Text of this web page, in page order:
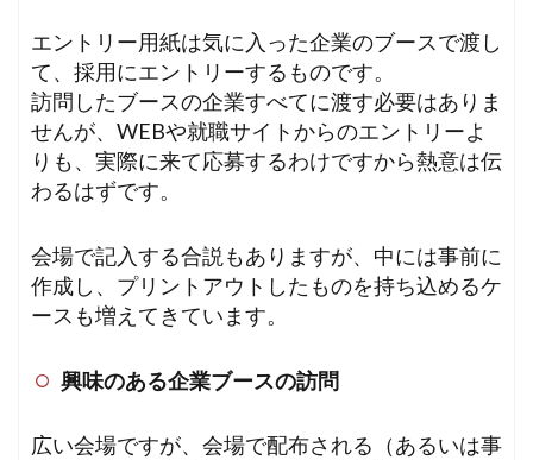
エントリー用紙は気に入った企業のブースで渡し
て、採用にエントリーするものです。
訪問したブースの企業すべてに渡す必要はありま
せんが、WEBや就職サイトからのエントリーよ
りも、実際に来て応募するわけですから熱意は伝
わるはずです。
会場で記入する合説もありますが、中には事前に
作成し、プリントアウトしたものを持ち込めるケ
ースも増えてきています。
興味のある企業ブースの訪問
広い会場ですが、会場で配布される（あるいは事